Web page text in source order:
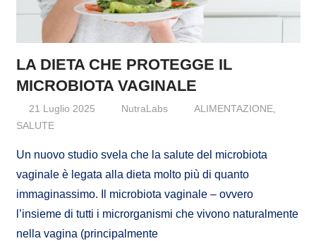
LA DIETA CHE PROTEGGE IL
MICROBIOTA VAGINALE
21 Luglio 2025 NutraLabs ALIMENTAZIONE,
SALUTE
Un nuovo studio svela che la salute del microbiota
vaginale è legata alla dieta molto più di quanto
immaginassimo. Il microbiota vaginale – ovvero
l’insieme di tutti i microrganismi che vivono naturalmente
nella vagina (principalmente